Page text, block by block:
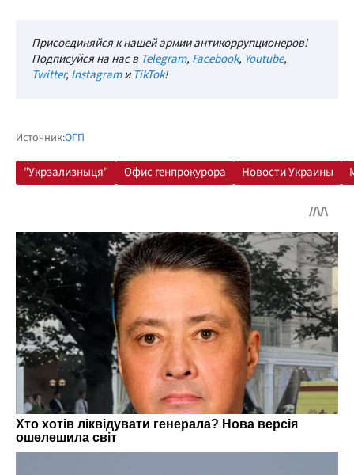
Присоединяйся к нашей армии антикоррупционеров!
Подписуйся на нас в Telegram, Facebook, Youtube,
Twitter, InstagramиTikTok!
Источник:ОГП
"Укрзализныця" Офис генпрокурора Новости Украины